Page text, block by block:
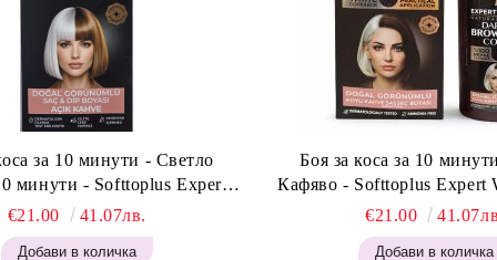
за 10 минути - Светло
минути - Softtoplus Expert
Light Brown 400мл
€21.00 41.07лв.
Боя за коса за 10
Кафяво - Softtoplus Expert
Brown 400 мл
€21.00